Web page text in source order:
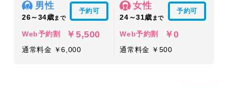
男性
26～34歳まで
予約可
Web予約割 ￥5,500
通常料金 ￥6,000
女性
24～31歳 まで
予約可
Web予約割 ￥0
通常料金 ￥500